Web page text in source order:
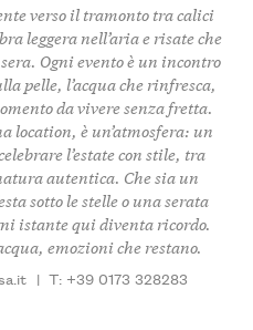
verso il tramonto tra calici
leggera nell’aria e risate che
Ogni evento è un incontro
pelle, l’acqua che rinfresca,
da vivere senza fretta.
location, è un’atmosfera: un
l’estate con stile, tra
autentica. Che sia un
sotto le stelle o una serata
istante qui diventa ricordo.
emozioni che restano.
| T: +39 0173 328283